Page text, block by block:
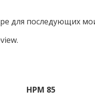
для последующих
HPM 85